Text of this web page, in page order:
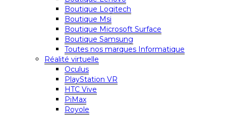
Boutique Logitech
Boutique Msi
Boutique Microsoft Surface
Boutique Samsung
Toutes nos marques Informatique
Réalité virtuelle
Oculus
PlayStation VR
HTC Vive
PiMax
Royole